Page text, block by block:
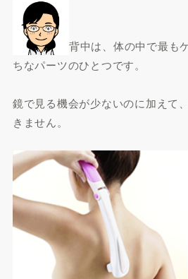
背中は、体の中で最も
ちなパーツのひとつです。
鏡で見る機会が少ないのに加えて
きません。